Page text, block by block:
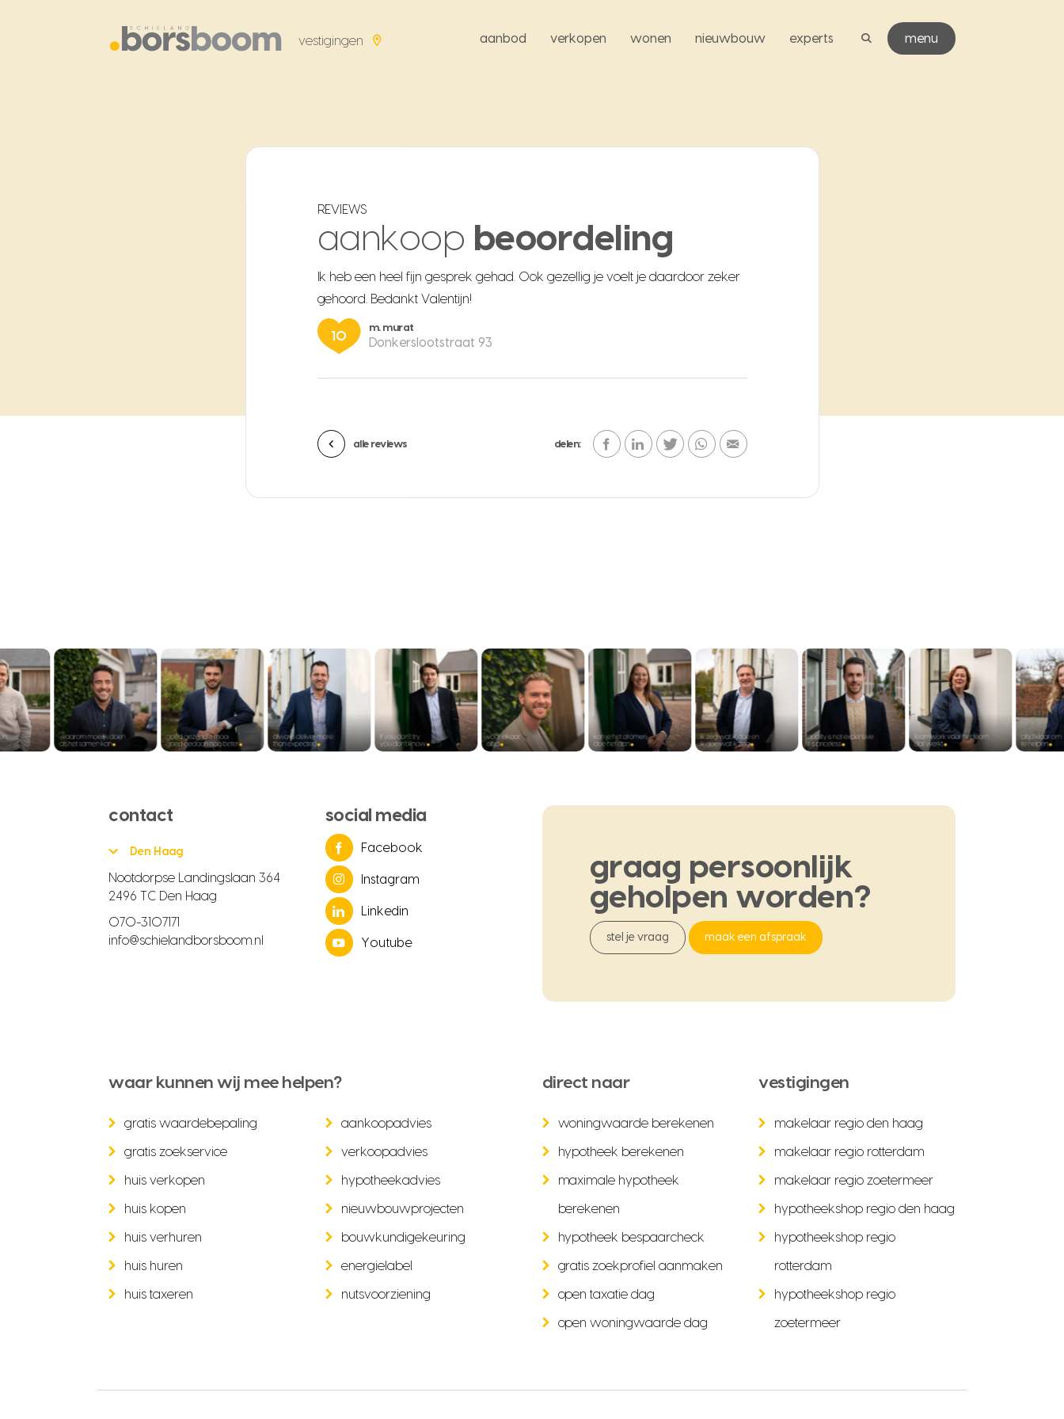
vestigingen aanbod verkopen wonen nieuwbouw experts menu
REVIEWS
aankoop beoordeling
Ik heb een heel fijn gesprek gehad. Ook gezellig je voelt je daardoor zeker
gehoord. Bedankt Valentijn!
10
m. murat
Donkerslootstraat 93
delen:
alle reviews
contact
Den Haag
Nootdorpse Landingslaan 364
2496 TC Den Haag
070-3107171
info@schielandborsboom.nl
social media
Facebook
Instagram
Linkedin
Youtube
graag persoonlijk
geholpen worden?
stel je vraag maak een afspraak
waar kunnen wij mee helpen?
gratis waardebepaling
gratis zoekservice
huis verkopen
huis kopen
huis verhuren
huis huren
huis taxeren
aankoopadvies
verkoopadvies
hypotheekadvies
nieuwbouwprojecten
bouwkundigekeuring
energielabel
nutsvoorziening
direct naar
woningwaarde berekenen
hypotheek berekenen
maximale hypotheek
berekenen
hypotheek bespaarcheck
gratis zoekprofiel aanmaken
open taxatie dag
open woningwaarde dag
vestigingen
makelaar regio den haag
makelaar regio rotterdam
makelaar regio zoetermeer
hypotheekshop regio den haag
hypotheekshop regio
rotterdam
hypotheekshop regio
zoetermeer